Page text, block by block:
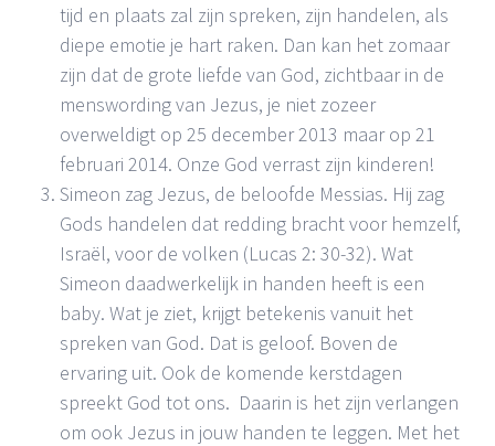
tijd en plaats zal zijn spreken, zijn handelen, als
diepe emotie je hart raken. Dan kan het zomaar
zijn dat de grote liefde van God, zichtbaar in de
menswording van Jezus, je niet zozeer
overweldigt op 25 december 2013 maar op 21
februari 2014. Onze God verrast zijn kinderen!
Simeon zag Jezus, de beloofde Messias. Hij zag
Gods handelen dat redding bracht voor hemzelf,
Israël, voor de volken (Lucas 2: 30-32). Wat
Simeon daadwerkelijk in handen heeft is een
baby. Wat je ziet, krijgt betekenis vanuit het
spreken van God. Dat is geloof. Boven de
ervaring uit. Ook de komende kerstdagen
spreekt God tot ons. Daarin is het zijn verlangen
om ook Jezus in jouw handen te leggen. Met het